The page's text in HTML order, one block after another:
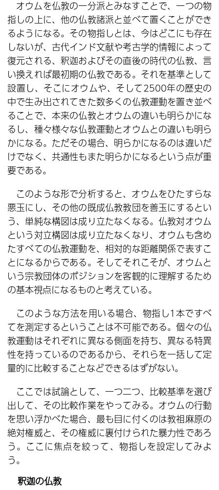
オウムを仏教の一分派とみなすことで、一つの物
指しの上に、他の仏教諸派と並べて置くことができ
るようになる。その物指しとは、今はどこにも存在
しないが、古代インド文献や考古学的情報によって
復元される、釈迦およびその直後の時代の仏教、言
い換えれば最初期の仏教である。それを基準として
設置し、そこにオウムや、そして2500年の歴史の
中で生み出されてきた数多くの仏教運動を置き並べ
ることで、本来の仏教とオウムの違いも明らかにな
るし、種々様々な仏教運動とオウムとの違いも明ら
かになる。ただその場合、明らかになるのは違いだ
けでなく、共通性もまた明らかになるという点が重
要である。
このような形で分析すると、オウムをひたすらな
悪玉にし、その他の既成仏教教団を善玉にするとい
う、単純な構図は成り立たなくなる。仏教対オウム
という対立構図は成り立たなくなり、オウムも含め
たすべての仏教運動を、相対的な距離関係で表すこ
とになるからである。そしてそれこそが、オウムと
いう宗教団体のポジションを客観的に理解するため
の基本視点になるものと考えている。
このような方法を用いる場合、物指し1本ですべ
てを測定するということは不可能である。個々の仏
教運動はそれぞれに異なる側面を持ち、異なる特異
性を持っているのであるから、それらを一括して定
量的に比較することなどできるはずがない。
ここでは試論として、一つ二つ、比較基準を選び
出して、その比較作業をやってみる。オウムの行動
を思い浮かべた場合、最も目に付くのは教祖麻原の
絶対権威と、その権威に裏付けられた暴力性であろ
う。ここに焦点を絞って、物指しを設定してみよ
う。
釈迦の仏教